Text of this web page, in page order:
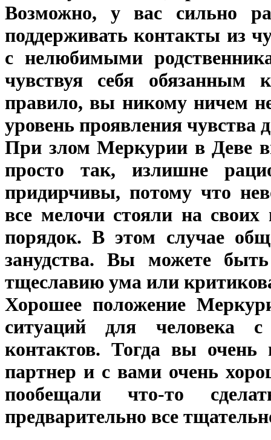
Возможно, у вас сильно
поддерживать контакты из
с нелюбимыми
чувствуя себя
правило, вы никому ничем
уровень проявления чувства
При злом Меркурии в Деве
просто так, излишне
придирчивы, потому что
все мелочи стояли на
порядок. В этом случае
занудства. Вы можете
тщеславию ума или
Хорошее положение
ситуаций для человека
контактов. Тогда вы
партнер и с вами очень
пообещали что-то
предварительно все